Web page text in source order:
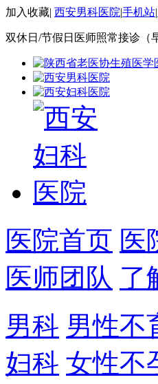
加入收藏| 西安男科医院|手机站|
双休日/节假日医师照常接诊（
医院首页 医
医师团队 了
男科 男性不
妇科 女性不